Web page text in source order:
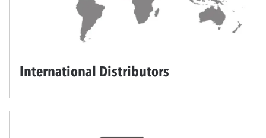
International Distributors